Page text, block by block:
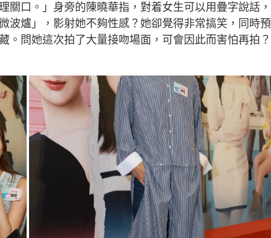
關口。」身旁的陳曉華指，對着女生可以用疊字說話，
波爐」，影射她不夠性感？她卻覺得非常搞笑，同時預
。問她這次拍了大量接吻場面，可會因此而害怕再拍？